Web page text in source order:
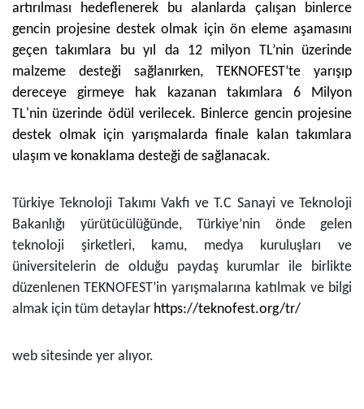
artırılması hedeflenerek bu alanlarda çalışan binlerce
gencin projesine destek olmak için ön eleme aşamasını
geçen takımlara bu yıl da 12 milyon TL’nin üzerinde
malzeme desteği sağlanırken, TEKNOFEST’te yarışıp
dereceye girmeye hak kazanan takımlara 6 Milyon
TL'nin üzerinde ödül verilecek. Binlerce gencin projesine
destek olmak için yarışmalarda finale kalan takımlara
ulaşım ve konaklama desteği de sağlanacak.
Türkiye Teknoloji Takımı Vakfı ve T.C Sanayi ve Teknoloji
Bakanlığı yürütücülüğünde, Türkiye’nin önde gelen
teknoloji şirketleri, kamu, medya kuruluşları ve
üniversitelerin de olduğu paydaş kurumlar ile birlikte
düzenlenen TEKNOFEST’in yarışmalarına katılmak ve bilgi
almak için tüm detaylar https://teknofest.org/tr/
web sitesinde yer alıyor.